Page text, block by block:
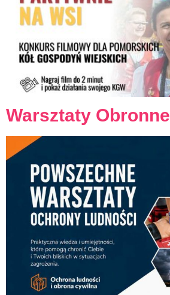
Warsztaty Obronne